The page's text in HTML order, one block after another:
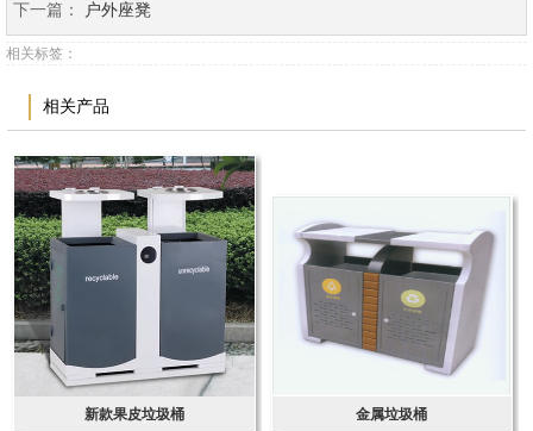
下一篇：
户外座凳
相关标签：
相关产品
新款果皮垃圾桶 金属垃圾桶